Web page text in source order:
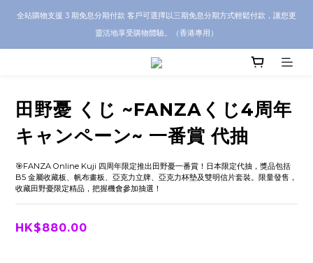
CRA5Y SHOP 全店 100% 正品保證｜支持香港本地 + 海外寄送｜💬 有任何問題？歡
迎 WhatsApp 聯絡我們查詢代購服務
全站購物支援 3 期免息分期付款 客戶可選擇以三期免息分期方式輕鬆付款，讓您更
靈活地享受購物體驗。（香港專用）
CRA5Y SHOP 全店 100% 正品保證｜支持香港本地 + 海外寄送｜💬 有任何問題？歡
田野憂 くじ ~FANZAくじ4周年
キャンペーン~ 一番賞 代抽
🎯FANZA Online Kuji 四周年限定推出田野憂一番賞！日本限定代抽，獎品包括
B5 金屬收藏板、帆布畫板、亞克力立牌、亞克力杯墊及雙明信片套裝。限量發售，
收藏田野憂限定精品，把握機會參加抽選！
HK$880.00